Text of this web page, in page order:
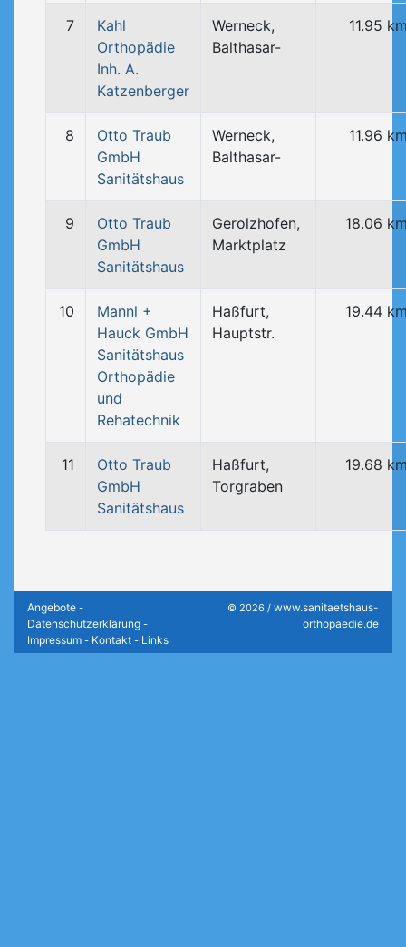
7
Kahl
Orthopädie
Inh. A.
Katzenberger
Werneck,
Balthasar-
11.95
8
Otto Traub
GmbH
Sanitätshaus
Werneck,
Balthasar-
11.96
9
Otto Traub
GmbH
Sanitätshaus
Gerolzhofen,
Marktplatz
18.06
10
Mannl +
Hauck GmbH
Sanitätshaus
Orthopädie
und
Rehatechnik
Haßfurt,
Hauptstr.
19.44
11
Otto Traub
GmbH
Sanitätshaus
Haßfurt,
Torgraben
19.68
Angebote -
Datenschutzerklärung -
Impressum - Kontakt - Links
© 2026 / www.sanitaetshaus-
orthopaedie.de